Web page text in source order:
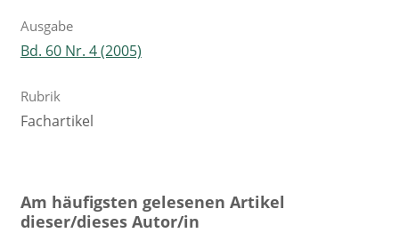
Ausgabe
Bd. 60 Nr. 4 (2005)
Rubrik
Fachartikel
Am häufigsten gelesenen Artikel
dieser/dieses Autor/in